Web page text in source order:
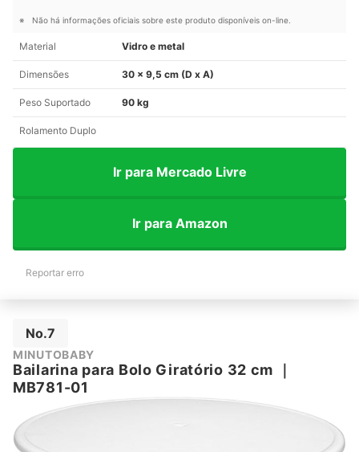
Não há informações oficiais sobre este produto disponíveis on-line.
Material Vidro e metal
Dimensões 30 x 9,5 cm (D x A)
Peso Suportado 90 kg
Rolamento Duplo
Ir para Mercado Livre
Ir para Amazon
Reportar erro
No.7
MINUTOBABY
Bailarina para Bolo Giratório 32 cm
MB781-01